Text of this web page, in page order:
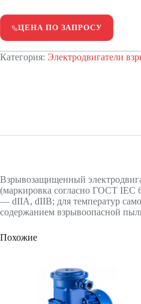
ЦЕНА ПО ЗАПРОСУ
Категория: Электродвигатели
Взрывозащищенный
(маркировка согласно ГОСТ IEC
— dIIA, dIIB; для температур
содержанием взрывоопасной
Похожие